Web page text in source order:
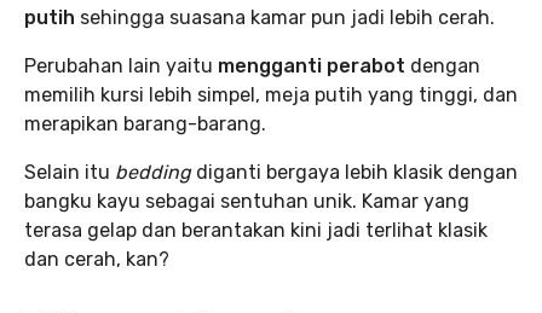
putih sehingga suasana kamar pun jadi lebih cerah.
Perubahan lain yaitu mengganti perabot dengan
memilih kursi lebih simpel, meja putih yang tinggi, dan
merapikan barang-barang.
Selain itu beddingdiganti bergaya lebih klasik dengan
bangku kayu sebagai sentuhan unik. Kamar yang
terasa gelap dan berantakan kini jadi terlihat klasik
dan cerah, kan?